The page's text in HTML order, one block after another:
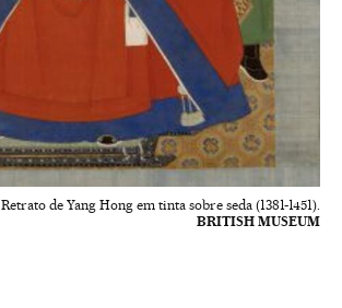
Retrato de Yang Hong em tinta sobre seda (1381-1451).
BRITISH MUSEUM